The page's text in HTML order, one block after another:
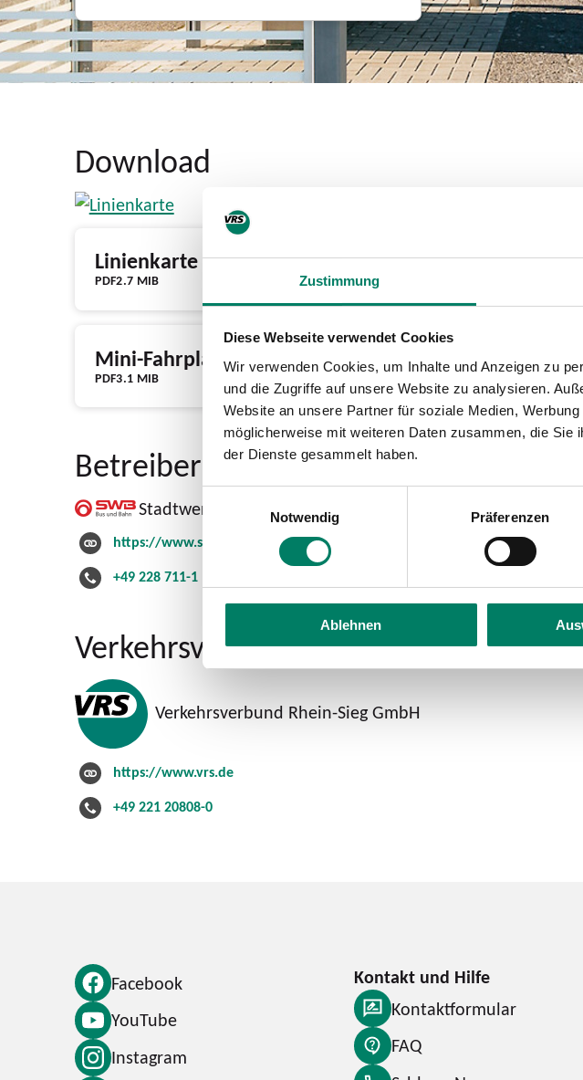
Zustimmung
Diese Webseite verwendet Cookies
Wir verwenden Cookies, um Inhalte und Anzeigen zu
und die Zugriffe auf unsere Website zu analysieren.
Website an unsere Partner für soziale Medien,
möglicherweise mit weiteren Daten zusammen, die
der Dienste gesammelt haben.
Notwendig
Präferenzen
Ablehnen
Download
PDF2.7 MIB
Linienkarte
PDF3.1 MIB
Mini-Fahrplan
Betreiber
Stadtwerke Bonn Verkehrs GmbH
https://www.swb-busundbahn.de
+49 228 711-1
Verkehrsverbund
Verkehrsverbund Rhein-Sieg GmbH
https://www.vrs.de
+49 221 20808-0
Facebook
YouTube
Instagram
Kontaktformular
FAQ